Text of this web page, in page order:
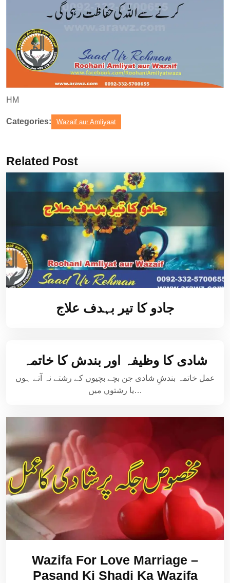
HM
Categories: Wazaif aur Amliyaat
Related Post
جادو کا تیر بہدف علاج
شادی کا وظیفہ اور بندش کا خاتمہ
عمل خاتمہ بندشِ شادی جن بچے بچیوں کے رشتے نہ آتے ہوں
یا رشتوں میں…
Wazifa For Love Marriage –
Pasand Ki Shadi Ka Wazifa